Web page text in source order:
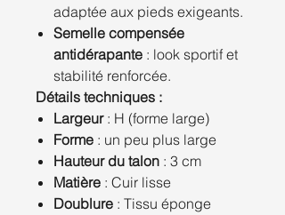
adaptée aux pieds exigeants.
Semelle compensée
antidérapante : look sportif et
stabilité renforcée.
Détails techniques :
Largeur: H (forme large)
Forme : un peu plus large
Hauteur du talon : 3 cm
Matière : Cuir lisse
Doublure : Tissu éponge